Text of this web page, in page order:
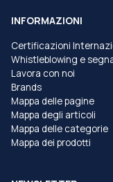
INFORMAZIONI
Certificazioni
Whistleblowing e
Lavora con noi
Brands
Mappa delle pagine
Mappa degli articoli
Mappa delle categorie
Mappa dei prodotti